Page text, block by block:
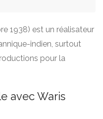
1938) est un réalisateur
indien, surtout
pour la
avec Waris